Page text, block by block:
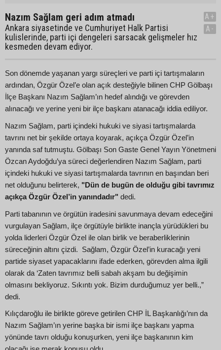
Nazım Sağlam geri adım atmadı
Ankara siyasetinde ve Cumhuriyet Halk Partisi
kulislerinde, parti içi dengeleri sarsacak gelişmeler hız
kesmeden devam ediyor.
A+
A-
Son dönemde yaşanan yargı süreçleri ve parti içi tartışmaların
ardından, Özgür Özel’e olan açık desteğiyle bilinen CHP Gölbaşı
İlçe Başkanı Nazım Sağlam’ın hedef alındığı ve görevden
alınacağı ve yerine yeni bir ilçe başkanı atanacağı iddia ediliyor.
Nazım Sağlam, parti içindeki hukuki ve siyasi tartışmalarda
tavrını net bir şekilde ortaya koyarak, açıkça Özgür Özel’in
yanında saf tutmuştu. Gölbaşı Son Gaste Genel Yayın Yönetmeni
Özcan Aydoğdu’ya süreci değerlendiren Nazım Sağlam, parti
içindeki hukuki ve siyasi tartışmalarda tavrının en başından beri
net olduğunu belirterek, "Dün de bugün de olduğu gibi tavrımız
açıkça Özgür Özel’in yanındadır" dedi.
Parti tabanının ve örgütün iradesini savunmaya devam edeceğini
vurgulayan Sağlam, ilçe örgütüyle birlikte inançla yürüdükleri bu
yolda liderleri Özgür Özel ile olan birlik ve beraberliklerinin
süreceğinin altını çizdi. Sağlam, Özgür Özel’in kuracağı yeni
partide siyaset yapacaklarını ifade ederken, görevden alma ilgili
olarak da ‘Zaten tavrımız belli sabah akşam bu değişimin
olmasını bekliyoruz. Sıkıntı yok. Bizim durduğumuz yer belli.,”
dedi.
Kılıçdaroğlu ile birlikte göreve getirilen CHP İL Başkanlığı’nın da
Nazım Sağlam’ın yerine başka bir ismi ilçe başkanı yapma
yönünde tavrı olduğu konuşurken, yeni ilçe başkanının kim